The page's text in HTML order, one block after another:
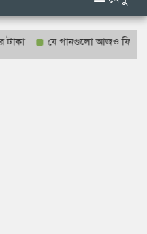
যে গানগুলো আজও ফিরিয়ে নেয়